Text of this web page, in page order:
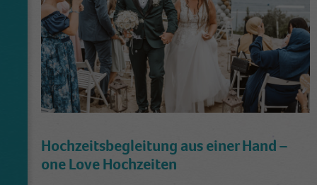
Hochzeitsbegleitung aus einer Hand –
one Love Hochzeiten